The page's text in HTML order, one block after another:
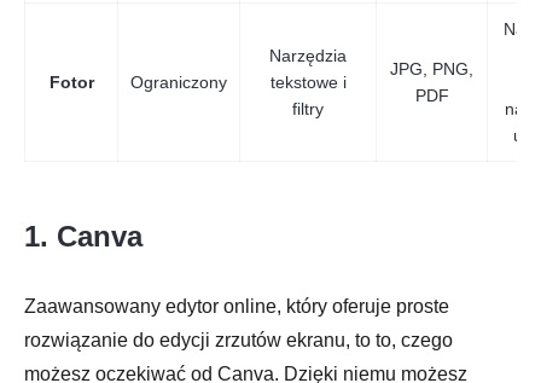
Fotor Ograniczony
Narzędzia
tekstowe i
filtry
JPG, PNG,
PDF
1. Canva
Zaawansowany edytor online, który oferuje proste
rozwiązanie do edycji zrzutów ekranu, to to, czego
możesz oczekiwać od Canva. Dzięki niemu możesz